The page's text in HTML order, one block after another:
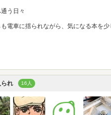
う日々
も電車に揺られながら、気になる本を少
れ 16人